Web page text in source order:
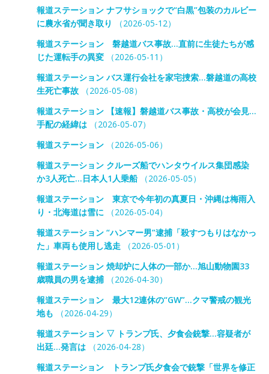
報道ステーション ナフサショックで“白黒”包装のカルビー
に農水省が聞き取り
（2026-05-12）
報道ステーション 磐越道バス事故…直前に生徒たちが感
じた運転手の異変（2026-05-11）
報道ステーション バス運行会社を家宅捜索…磐越道の高校
生死亡事故（2026-05-08）
報道ステーション 【速報】磐越道バス事故・高校が会見…
手配の経緯は（2026-05-07）
報道ステーション（2026-05-06）
報道ステーション クルーズ船でハンタウイルス集団感染
か3人死亡…日本人1人乗船（2026-05-05）
報道ステーション 東京で今年初の真夏日・沖縄は梅雨入
り・北海道は雪に（2026-05-04）
報道ステーション “ハンマー男”逮捕「殺すつもりはなかっ
た」車両も使用し逃走（2026-05-01）
報道ステーション 焼却炉に人体の一部か…旭山動物園33
歳職員の男を逮捕（2026-04-30）
報道ステーション 最大12連休の“GW”…クマ警戒の観光
地も （2026-04-29）
報道ステーション ▽ トランプ氏、夕食会銃撃…容疑者が
出廷…発言は（2026-04-28）
報道ステーション トランプ氏夕食会で銃撃「世界を修正